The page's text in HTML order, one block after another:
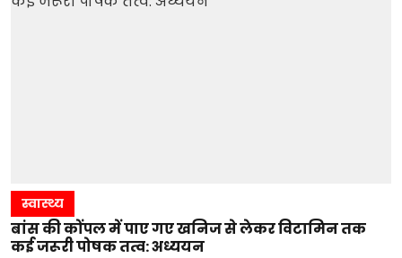
स्वास्थ्य
बांस की कोंपल में पाए गए खनिज से लेकर विटामिन तक
कई जरूरी पोषक तत्व: अध्ययन